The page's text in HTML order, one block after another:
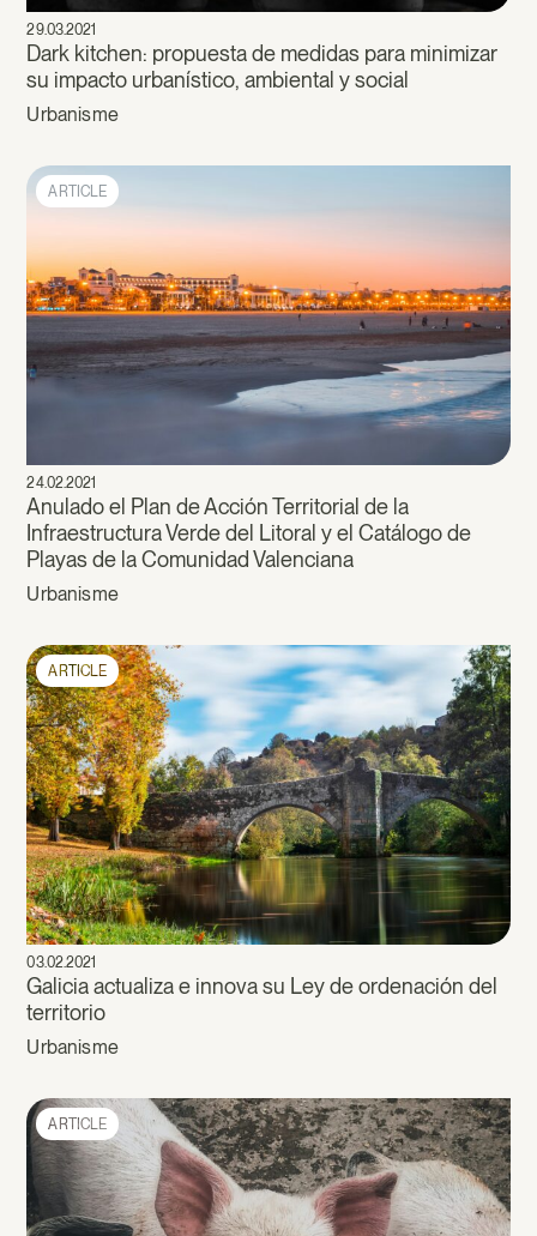
29.03.2021
Dark kitchen: propuesta de medidas para minimizar
su impacto urbanístico, ambiental y social
Urbanisme
ARTICLE
24.02.2021
Anulado el Plan de Acción Territorial de la
Infraestructura Verde del Litoral y el Catálogo de
Playas de la Comunidad Valenciana
Urbanisme
ARTICLE
03.02.2021
Galicia actualiza e innova su Ley de ordenación del
territorio
Urbanisme
ARTICLE